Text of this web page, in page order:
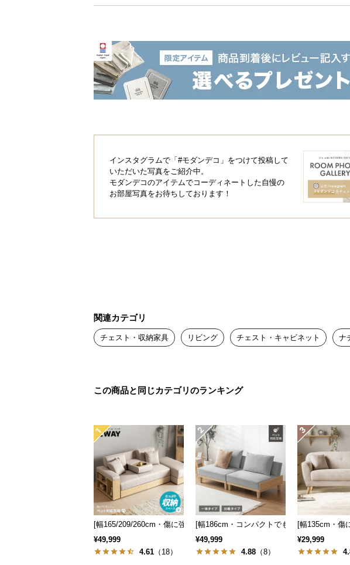
インスタグラムで「#モダンデコ」をつけて投稿して
いただいた写真をご紹介中。
モダンデコのアイテムでコーディネートした自慢の
お部屋写真をお待ちしております！
関連カテゴリ
チェスト・収納家具 リビング チェスト・キャビネット ナ
この商品と同じカテゴリのランキング
[幅165/209/260cm・傷に強いペット対応生地も] 収納付き3人掛け多機能ソ
¥49,999
4.61 （18）
[幅186cm・コンパクトでも広々] 3人掛けソ
¥49,999
4.88 （8）
[幅135cm・傷
¥29,999